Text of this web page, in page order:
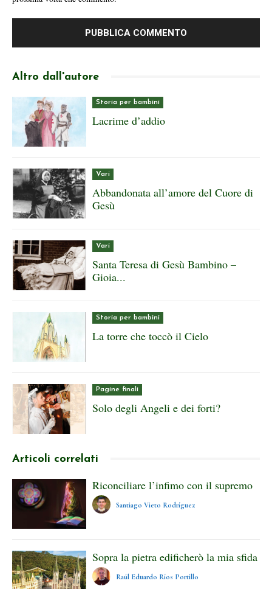
Altro dall'autore
Storia per bambini
Lacrime d’addio
Vari
Abbandonata all’amore del Cuore di
Gesù
Vari
Santa Teresa di Gesù Bambino –
Gioia...
Storia per bambini
La torre che toccò il Cielo
Pagine finali
Solo degli Angeli e dei forti?
Articoli correlati
Riconciliare l’infimo con il supremo
Santiago Vieto Rodríguez
Sopra la pietra edificherò la mia sfida
Raúl Eduardo Ríos Portillo